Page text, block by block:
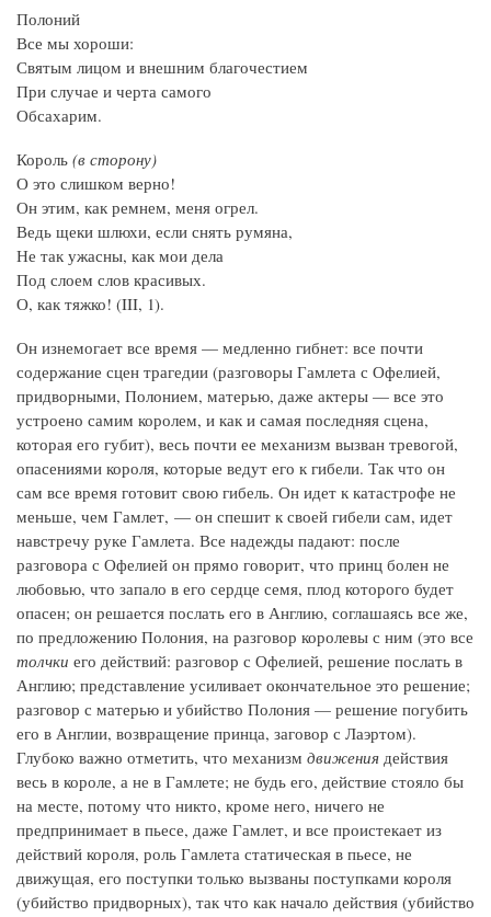
Полоний
Все мы хороши:
Святым лицом и внешним благочестием
При случае и черта самого
Обсахарим.
Король (в сторону)
О это слишком верно!
Он этим, как ремнем, меня огрел.
Ведь щеки шлюхи, если снять румяна,
Не так ужасны, как мои дела
Под слоем слов красивых.
О, как тяжко! (III, 1).
Он изнемогает все время — медленно гибнет: все почти
содержание сцен трагедии (разговоры Гамлета с Офелией,
придворными, Полонием, матерью, даже актеры — все это
устроено самим королем, и как и самая последняя сцена,
которая его губит), весь почти ее механизм вызван тревогой,
опасениями короля, которые ведут его к гибели. Так что он
сам все время готовит свою гибель. Он идет к катастрофе не
меньше, чем Гамлет, — он спешит к своей гибели сам, идет
навстречу руке Гамлета. Все надежды падают: после
разговора с Офелией он прямо говорит, что принц болен не
любовью, что запало в его сердце семя, плод которого будет
опасен; он решается послать его в Англию, соглашаясь все же,
по предложению Полония, на разговор королевы с ним (это все
толчки его действий: разговор с Офелией, решение послать в
Англию; представление усиливает окончательное это решение;
разговор с матерью и убийство Полония — решение погубить
его в Англии, возвращение принца, заговор с Лаэртом).
Глубоко важно отметить, что механизм движения действия
весь в короле, а не в Гамлете; не будь его, действие стояло бы
на месте, потому что никто, кроме него, ничего не
предпринимает в пьесе, даже Гамлет, и все проистекает из
действий короля, роль Гамлета статическая в пьесе, не
движущая, его поступки только вызваны поступками короля
(убийство придворных), так что как начало действия (убийство